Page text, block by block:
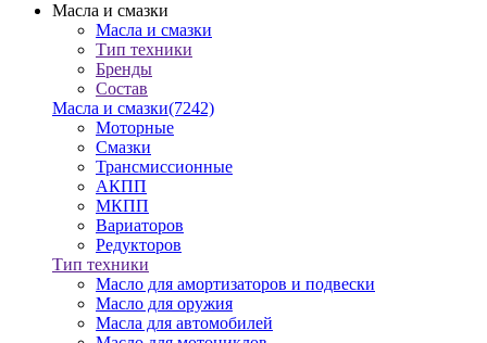
Масла и смазки
Масла и смазки
Тип техники
Бренды
Состав
Масла и смазки(7242)
Моторные
Смазки
Трансмиссионные
АКПП
МКПП
Вариаторов
Редукторов
Тип техники
Масло для амортизаторов и подвески
Масло для оружия
Масла для автомобилей